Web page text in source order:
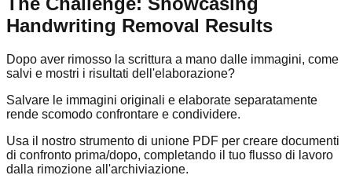
Handwriting Removal Results
Dopo aver rimosso la scrittura a mano dalle immagini, come
salvi e mostri i risultati dell'elaborazione?
Salvare le immagini originali e elaborate separatamente
rende scomodo confrontare e condividere.
Usa il nostro strumento di unione PDF per creare documenti
di confronto prima/dopo, completando il tuo flusso di lavoro
dalla rimozione all'archiviazione.